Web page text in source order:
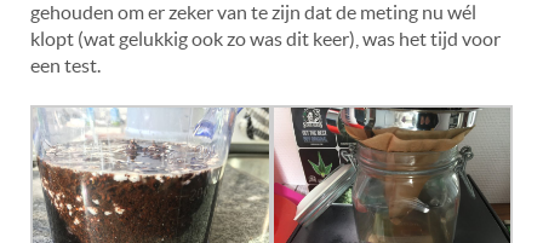
gehouden om er zeker van te zijn dat de meting nu wél
klopt (wat gelukkig ook zo was dit keer), was het tijd voor
een test.